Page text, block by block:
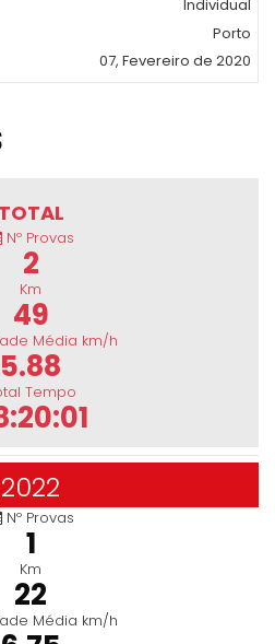
Individual
Porto
07, Fevereiro de 2020
TOTAL
Nº Provas
2
Km
49
Média km/h
5.88
Tempo
2022
Nº Provas
1
Km
22
Média km/h